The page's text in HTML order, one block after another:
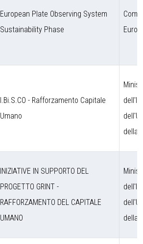
European Plate Observing System
Sustainability Phase
I.Bi.S.CO - Rafforzamento Capitale
Umano
della
INIZIATIVE IN SUPPORTO DEL
PROGETTO GRINT -
RAFFORZAMENTO DEL CAPITALE
UMANO
della